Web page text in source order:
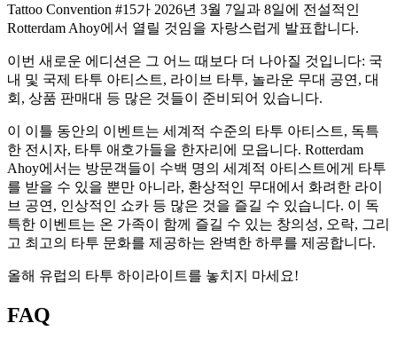
Tattoo Convention #15가 2026년 3월 7일과 8일에 전설적인
Rotterdam Ahoy에서 열릴 것임을 자랑스럽게 발표합니다.
이번 새로운 에디션은 그 어느 때보다 더 나아질 것입니다: 국
내 및 국제 타투 아티스트, 라이브 타투, 놀라운 무대 공연, 대
회, 상품 판매대 등 많은 것들이 준비되어 있습니다.
이 이틀 동안의 이벤트는 세계적 수준의 타투 아티스트, 독특
한 전시자, 타투 애호가들을 한자리에 모읍니다. Rotterdam
Ahoy에서는 방문객들이 수백 명의 세계적 아티스트에게 타투
를 받을 수 있을 뿐만 아니라, 환상적인 무대에서 화려한 라이
브 공연, 인상적인 쇼카 등 많은 것을 즐길 수 있습니다. 이 독
특한 이벤트는 온 가족이 함께 즐길 수 있는 창의성, 오락, 그리
고 최고의 타투 문화를 제공하는 완벽한 하루를 제공합니다.
올해 유럽의 타투 하이라이트를 놓치지 마세요!
FAQ